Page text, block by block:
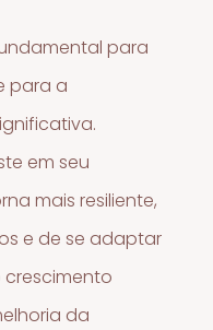
para
para a
em seu
mais resiliente,
e de se adaptar
crescimento
da